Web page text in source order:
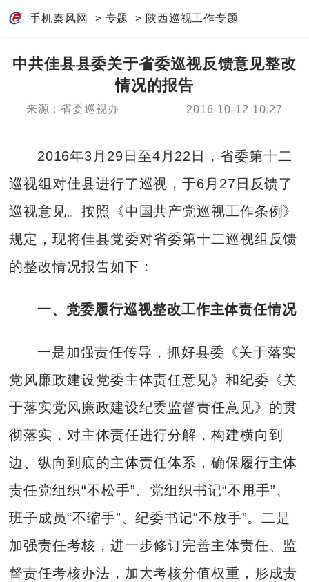
手机秦风网 > 专题 > 陕西巡视工作专题
中共佳县县委关于省委巡视反馈意见整改
情况的报告
来源：省委巡视办 2016-10-12 10:27
2016年3月29日至4月22日，省委第十二
巡视组对佳县进行了巡视，于6月27日反馈了
巡视意见。按照《中国共产党巡视工作条例》
规定，现将佳县党委对省委第十二巡视组反馈
的整改情况报告如下：
一、党委履行巡视整改工作主体责任情况
一是加强责任传导，抓好县委《关于落实
党风廉政建设党委主体责任意见》和纪委《关
于落实党风廉政建设纪委监督责任意见》的贯
彻落实，对主体责任进行分解，构建横向到
边、纵向到底的主体责任体系，确保履行主体
责任党组织“不松手”、党组织书记“不甩手”、
班子成员“不缩手”、纪委书记“不放手”。二是
加强责任考核，进一步修订完善主体责任、监
督责任考核办法，加大考核分值权重，形成责